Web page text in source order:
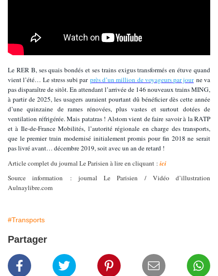
Le RER B, ses quais bondés et ses trains exigus transformés en étuve quand
vient l’été… Le stress subi par près d’un million de voyageurs par jour ne va
pas disparaître de sitôt. En attendant l’arrivée de 146 nouveaux trains MING,
à partir de 2025, les usagers auraient pourtant dû bénéficier dès cette année
d’une quinzaine de rames rénovées, plus vastes et surtout dotées de
ventilation réfrigérée. Mais patatras ! Alstom vient de faire savoir à la RATP
et à Ile-de-France Mobilités, l’autorité régionale en charge des transports,
que le premier train modernisé initialement promis pour fin 2018 ne serait
pas livré avant… décembre 2019, soit avec un an de retard !
Article complet du journal Le Parisien à lire en cliquant : ici
Source information : journal Le Parisien / Vidéo d’illustration
Aulnaylibre.com
#Transports
Partager